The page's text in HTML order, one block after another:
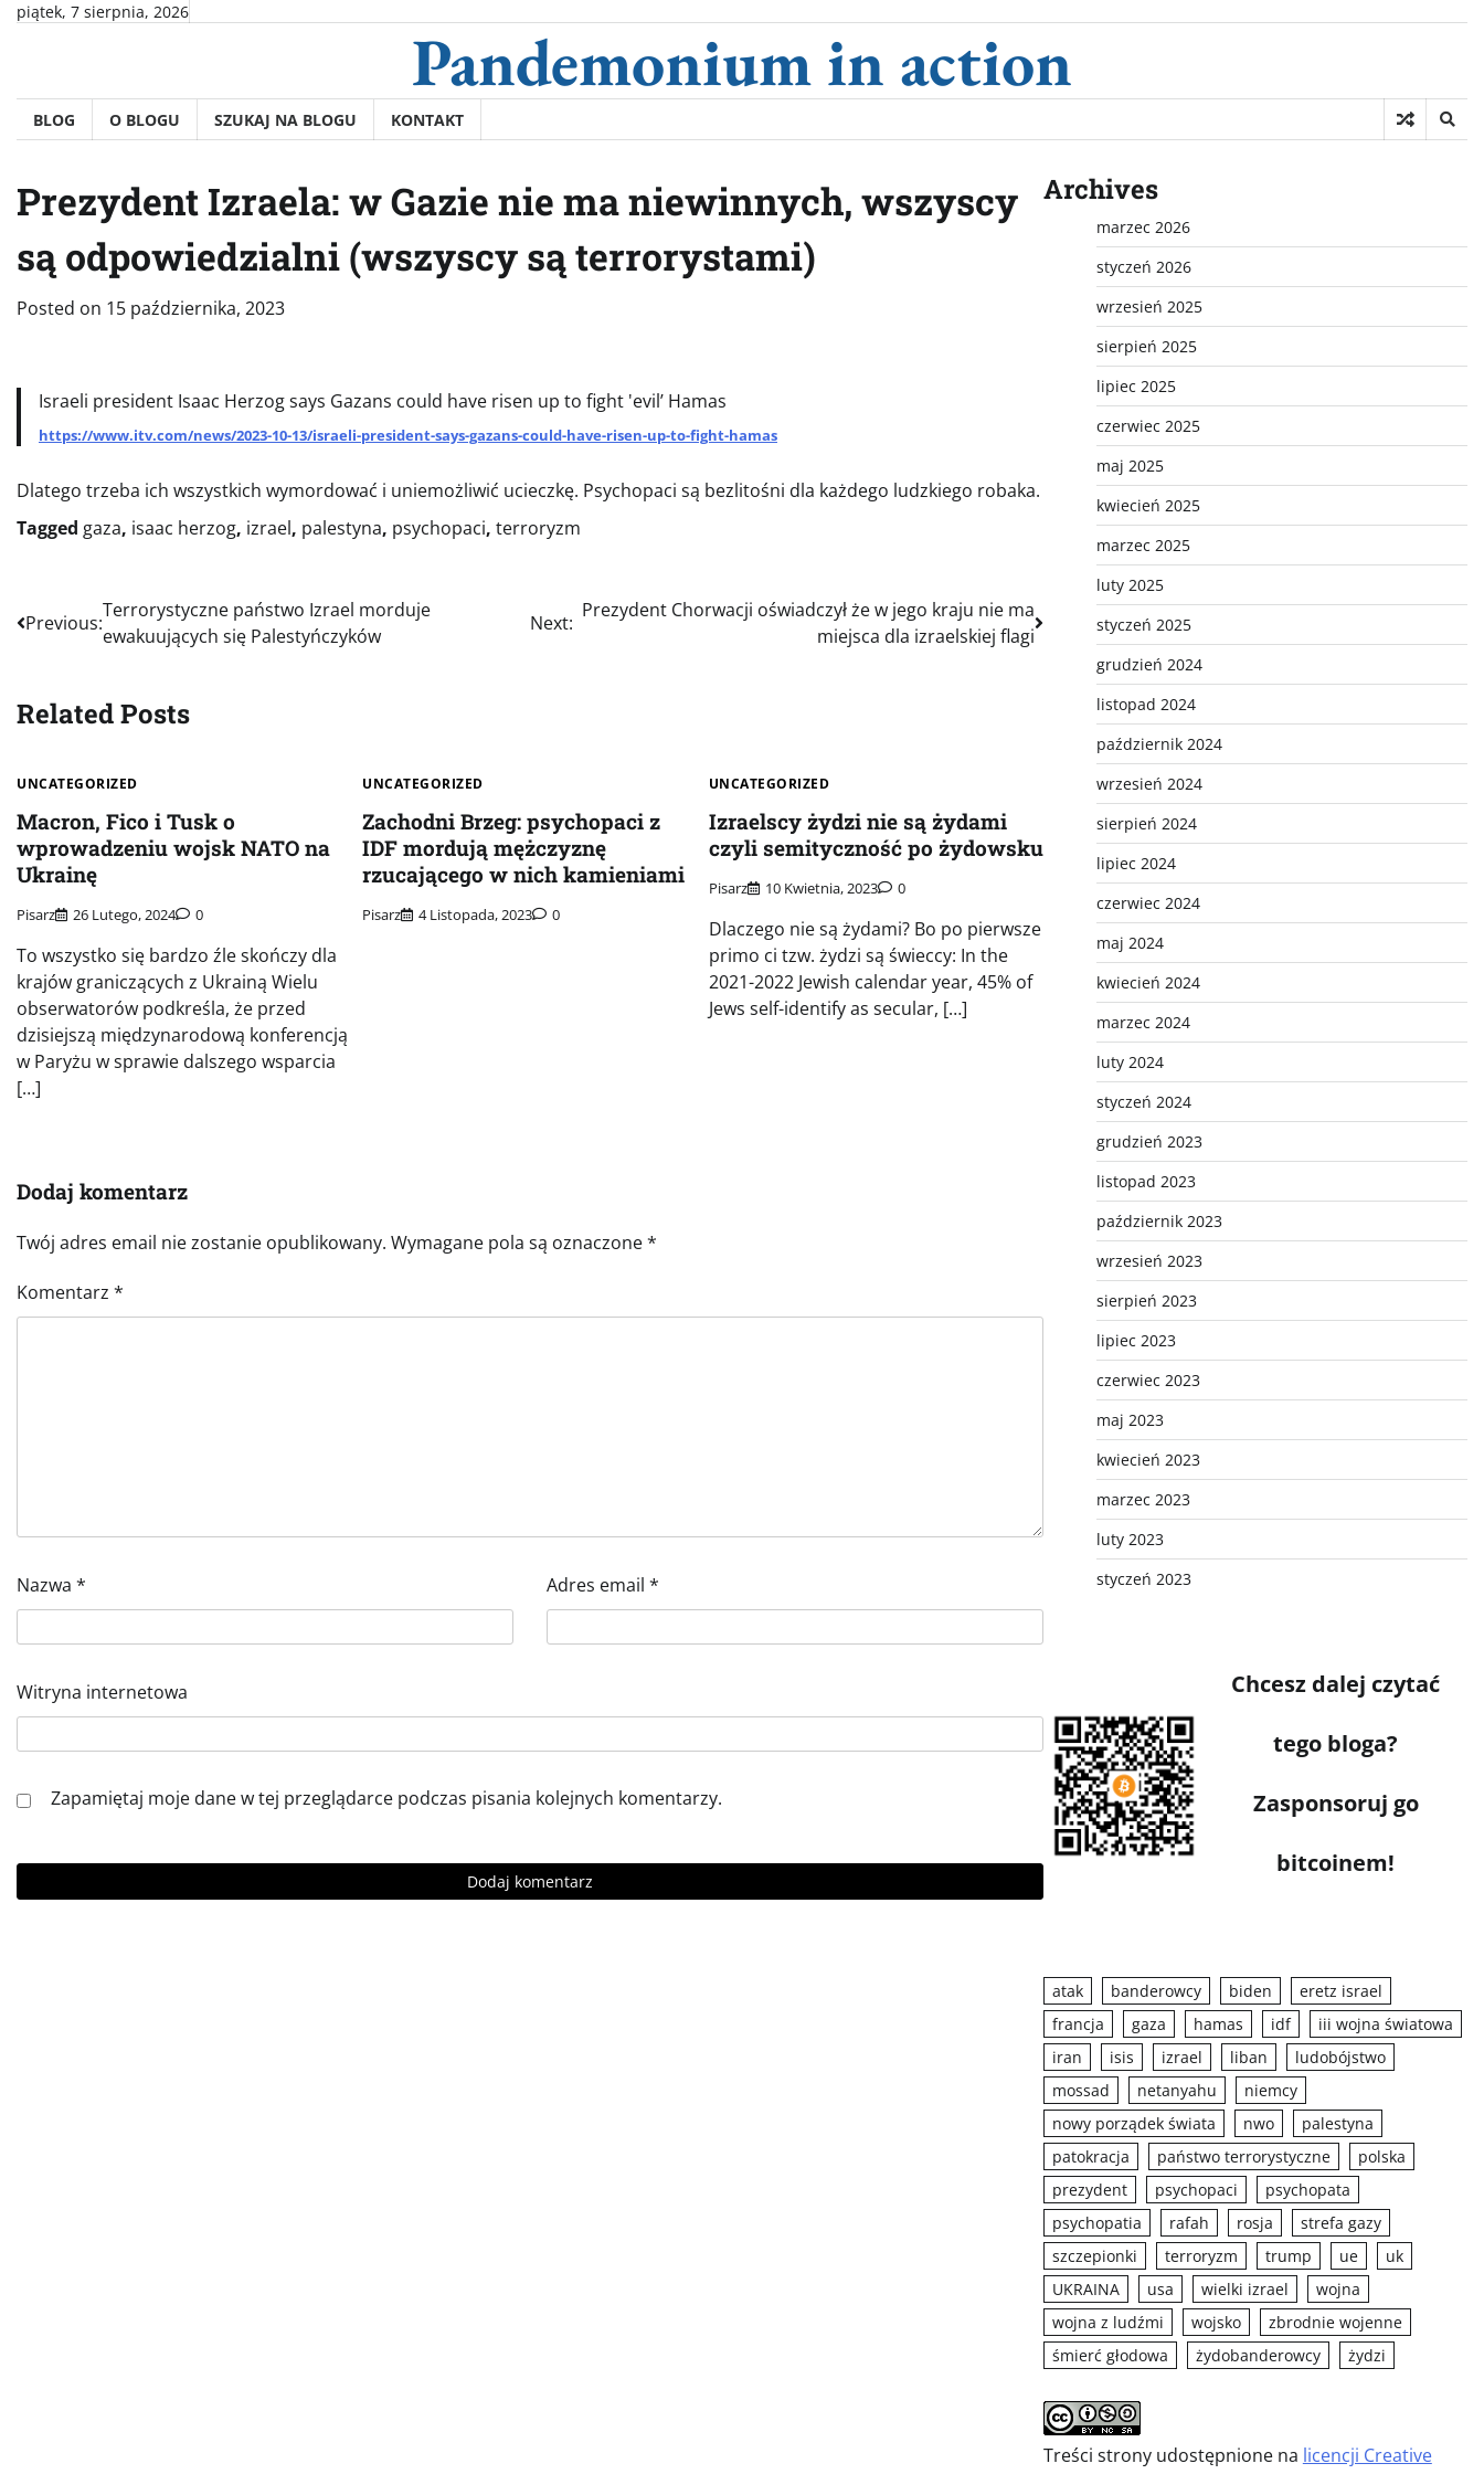
Skippiątek, 7 sierpnia, 2026
Pandemonium in action
BLOG O BLOGU SZUKAJ NA BLOGU KONTAKT
Prezydent Izraela: w Gazie nie ma niewinnych, wszyscy
są odpowiedzialni (wszyscy są terrorystami)
Posted on 15 października, 2023
Israeli president Isaac Herzog says Gazans could have risen up to fight 'evil’ Hamas
https://www.itv.com/news/2023-10-13/israeli-president-says-gazans-could-have-risen-up-to-fight-hamas
Dlatego trzeba ich wszystkich wymordować i uniemożliwić ucieczkę. Psychopaci są bezlitośni dla każdego ludzkiego robaka.
Tagged gaza, isaac herzog, izrael, palestyna, psychopaci, terroryzm
Nawigacja
Previous:
Terrorystyczne państwo Izrael morduje
ewakuujących się Palestyńczyków
Next:
Prezydent Chorwacji oświadczył że w jego kraju nie ma
miejsca dla izraelskiej flagi
Related Posts
UNCATEGORIZED
Macron, Fico i Tusk o
wprowadzeniu wojsk NATO na
Ukrainę
Pisarz 26 Lutego, 2024 0
To wszystko się bardzo źle skończy dla
krajów graniczących z Ukrainą Wielu
obserwatorów podkreśla, że przed
dzisiejszą międzynarodową konferencją
w Paryżu w sprawie dalszego wsparcia
[…]
UNCATEGORIZED
Zachodni Brzeg: psychopaci z
IDF mordują mężczyznę
rzucającego w nich kamieniami
Pisarz 4 Listopada, 2023 0
UNCATEGORIZED
Izraelscy żydzi nie są żydami
czyli semityczność po żydowsku
Pisarz 10 Kwietnia, 2023 0
Dlaczego nie są żydami? Bo po pierwsze
primo ci tzw. żydzi są świeccy: In the
2021-2022 Jewish calendar year, 45% of
Jews self-identify as secular, […]
Dodaj komentarz
Twój adres email nie zostanie opublikowany. Wymagane pola są oznaczone*
Komentarz *
Nazwa * Adres email *
Witryna internetowa
Zapamiętaj moje dane w tej przeglądarce podczas pisania kolejnych komentarzy.
Archives
marzec 2026
styczeń 2026
wrzesień 2025
sierpień 2025
lipiec 2025
czerwiec 2025
maj 2025
kwiecień 2025
marzec 2025
luty 2025
styczeń 2025
grudzień 2024
listopad 2024
październik 2024
wrzesień 2024
sierpień 2024
lipiec 2024
czerwiec 2024
maj 2024
kwiecień 2024
marzec 2024
luty 2024
styczeń 2024
grudzień 2023
listopad 2023
październik 2023
wrzesień 2023
sierpień 2023
lipiec 2023
czerwiec 2023
maj 2023
kwiecień 2023
marzec 2023
luty 2023
styczeń 2023
Chcesz dalej czytać
tego bloga?
Zasponsoruj go
bitcoinem!
atak banderowcy biden
eretz israel
francja
gaza hamas idf
iii wojna światowa
iran
isis izrael liban
ludobójstwo
mossad
netanyahu
niemcy
nowy porządek świata
nwo
palestyna
patokracja
państwo terrorystyczne
polska
prezydent
psychopaci
psychopata
psychopatia
rafah rosja
strefa gazy
szczepionki
terroryzm trump ue
uk
UKRAINA
usa wielki izrael
wojna
wojna z ludźmi
wojsko
zbrodnie wojenne
śmierć głodowa
żydobanderowcy żydzi
Treści strony udostępnione na licencji Creative